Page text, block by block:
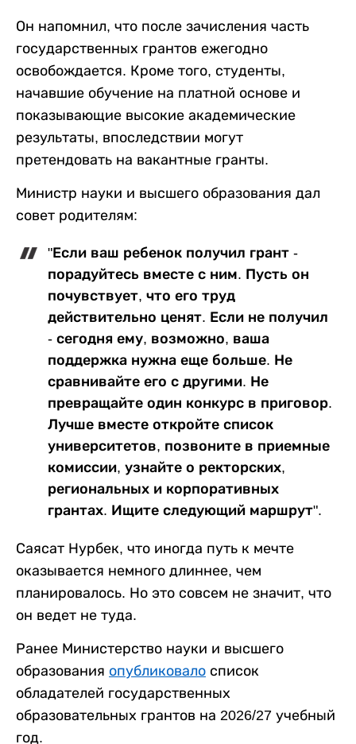
Он напомнил, что после зачисления часть
государственных грантов ежегодно
освобождается. Кроме того, студенты,
начавшие обучение на платной основе и
показывающие высокие академические
результаты, впоследствии могут
претендовать на вакантные гранты.
Министр науки и высшего образования дал
совет родителям:
"Если ваш ребенок получил грант -
порадуйтесь вместе с ним. Пусть он
почувствует, что его труд
действительно ценят. Если не получил
- сегодня ему, возможно, ваша
поддержка нужна еще больше. Не
сравнивайте его с другими. Не
превращайте один конкурс в приговор.
Лучше вместе откройте список
университетов, позвоните в приемные
комиссии, узнайте о ректорских,
региональных и корпоративных
грантах. Ищите следующий маршрут".
Саясат Нурбек, что иногда путь к мечте
оказывается немного длиннее, чем
планировалось. Но это совсем не значит, что
он ведет не туда.
Ранее Министерство науки и высшего
образования опубликовало список
обладателей государственных
образовательных грантов на 2026/27 учебный
год.